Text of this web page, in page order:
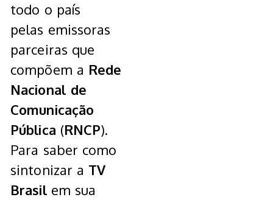
todo o país
pelas emissoras
parceiras que
compõem a Rede
Nacional de
Comunicação
Pública (RNCP).
Para saber como
sintonizar a TV
Brasilem sua